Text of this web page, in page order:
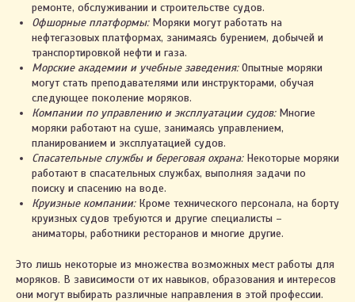
ремонте, обслуживании и строительстве судов.
Офшорные платформы:Моряки могут работать на
нефтегазовых платформах, занимаясь бурением, добычей и
транспортировкой нефти и газа.
Морские академии и учебные заведения:Опытные моряки
могут стать преподавателями или инструкторами, обучая
следующее поколение моряков.
Компании по управлению и эксплуатации судов:Многие
моряки работают на суше, занимаясь управлением,
планированием и эксплуатацией судов.
Спасательные службы и береговая охрана:Некоторые моряки
работают в спасательных службах, выполняя задачи по
поиску и спасению на воде.
Круизные компании:Кроме технического персонала, на борту
круизных судов требуются и другие специалисты –
аниматоры, работники ресторанов и многие другие.
Это лишь некоторые из множества возможных мест работы для
моряков. В зависимости от их навыков, образования и интересов
они могут выбирать различные направления в этой профессии.